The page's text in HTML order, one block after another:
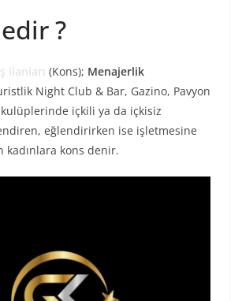
?
ilanları (Kons); Menajerlik
Night Club & Bar, Gazino, Pavyon
içkili ya da içkisiz
eğlendirirken ise işletmesine
kadınlara kons denir.